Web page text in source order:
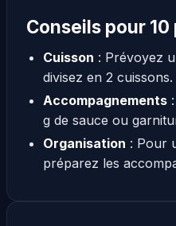
Conseils pour
Cuisson : Prévoyez
divisez en 2 cuissons.
Accompagnements:
g de sauce ou
Organisation : Pour
préparez les